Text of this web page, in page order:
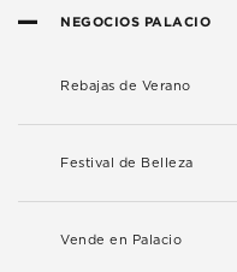
NEGOCIOS PALACIO
Rebajas de Verano
Festival de Belleza
Vende en Palacio